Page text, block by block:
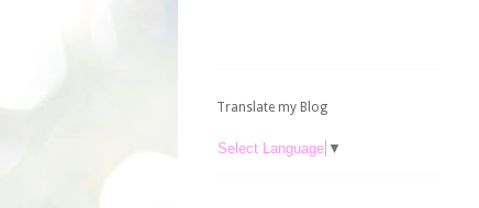
Translate my Blog
Select Language ▼